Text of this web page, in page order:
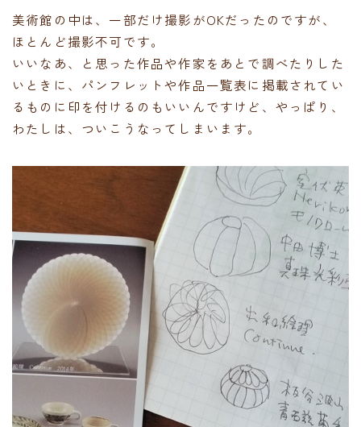
美術館の中は、一部だけ撮影がOKだったのですが、
ほとんど撮影不可です。
いいなあ、と思った作品や作家をあとで調べたりした
いときに、パンフレットや作品一覧表に掲載されてい
るものに印を付けるのもいいんですけど、やっぱり、
わたしは、ついこうなってしまいます。